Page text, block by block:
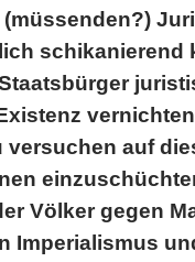
schikanierend
versuchen auf
Völker gegen
Imperialismus